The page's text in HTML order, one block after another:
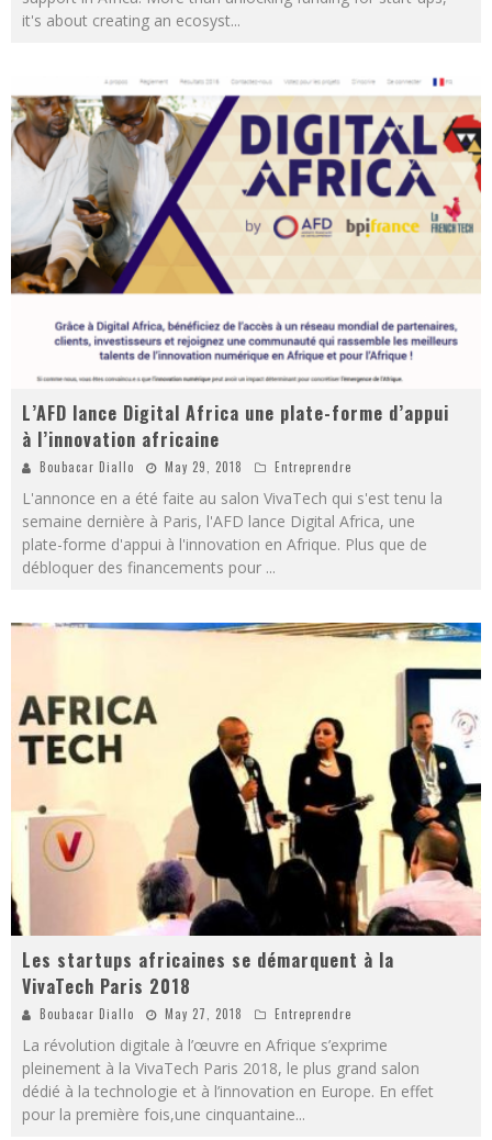
it's about creating an ecosyst...
L’AFD lance Digital Africa une plate-forme d’appui
à l’innovation africaine
Boubacar Diallo May 29, 2018 Entreprendre
L'annonce en a été faite au salon VivaTech qui s'est tenu la
semaine dernière à Paris, l'AFD lance Digital Africa, une
plate-forme d'appui à l'innovation en Afrique. Plus que de
débloquer des financements pour ...
Les startups africaines se démarquent à la
VivaTech Paris 2018
Boubacar Diallo May 27, 2018 Entreprendre
La révolution digitale à l’œuvre en Afrique s’exprime
pleinement à la VivaTech Paris 2018, le plus grand salon
dédié à la technologie et à l’innovation en Europe. En effet
pour la première fois,une cinquantaine...